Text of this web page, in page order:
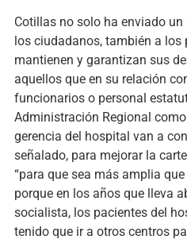
Cotillas no solo ha enviado
los ciudadanos, también a los
mantienen y garantizan sus
aquellos que en su relación
funcionarios o personal
Administración Regional
gerencia del hospital van a
señalado, para mejorar la
“para que sea más amplia
porque en los años que lleva
socialista, los pacientes del
tenido que ir a otros centros